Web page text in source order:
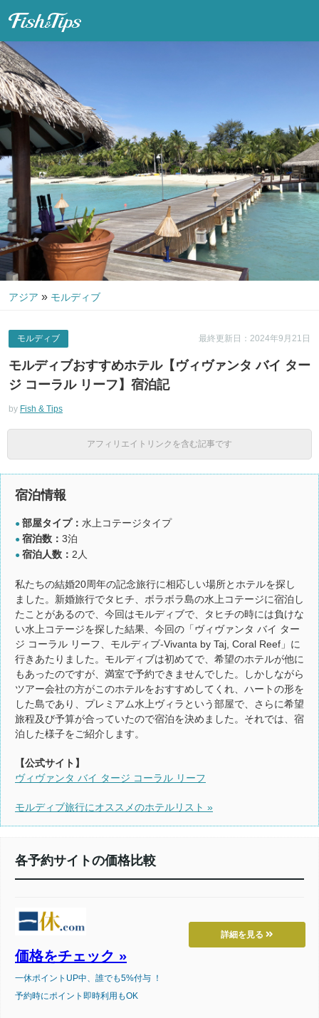
アジア » モルディブ
最終更新日：2024年9月21日
モルディブ
モルディブおすすめホテル【ヴィヴァンタ バイ ター
ジ コーラル リーフ】宿泊記
by Fish & Tips
アフィリエイトリンクを含む記事です
宿泊情報
● 部屋タイプ： 水上コテージタイプ
● 宿泊数： 3泊
● 宿泊人数： 2人
私たちの結婚20周年の記念旅行に相応しい場所とホテルを探し
ました。新婚旅行でタヒチ、ボラボラ島の水上コテージに宿泊し
たことがあるので、今回はモルディブで、タヒチの時には負けな
い水上コテージを探した結果、今回の「ヴィヴァンタ バイ ター
ジ コーラル リーフ、モルディブ-Vivanta by Taj, Coral Reef」に
行きあたりました。モルディブは初めてで、希望のホテルが他に
もあったのですが、満室で予約できませんでした。しかしながら
ツアー会社の方がこのホテルをおすすめしてくれ、ハートの形を
した島であり、プレミアム水上ヴィラという部屋で、さらに希望
旅程及び予算が合っていたので宿泊を決めました。それでは、宿
泊した様子をご紹介します。
【公式サイト】
ヴィヴァンタ バイ タージ コーラル リーフ
モルディブ旅行にオススメのホテルリスト »
各予約サイトの価格比較
詳細を見る
価格をチェック »
一休ポイントUP中、誰でも5%付与 ！
予約時にポイント即時利用もOK